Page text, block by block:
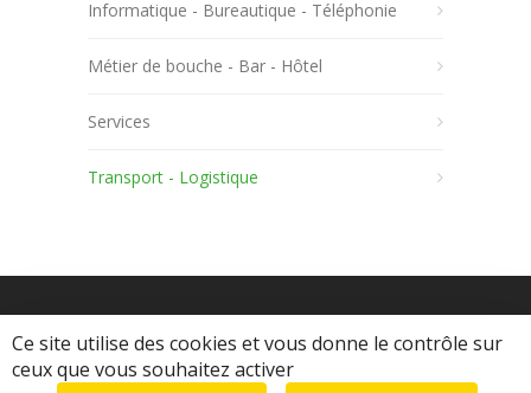
Informatique - Bureautique - Téléphonie
Métier de bouche - Bar - Hôtel
Services
Transport - Logistique
Ce site utilise des cookies et vous donne le contrôle sur
ceux que vous souhaitez activer